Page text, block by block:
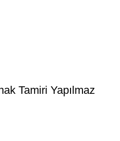
Tamiri Yapılmaz